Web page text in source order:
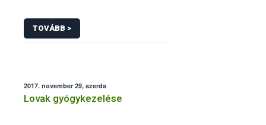
TOVÁBB >
2017. november 29, szerda
Lovak gyógykezelése